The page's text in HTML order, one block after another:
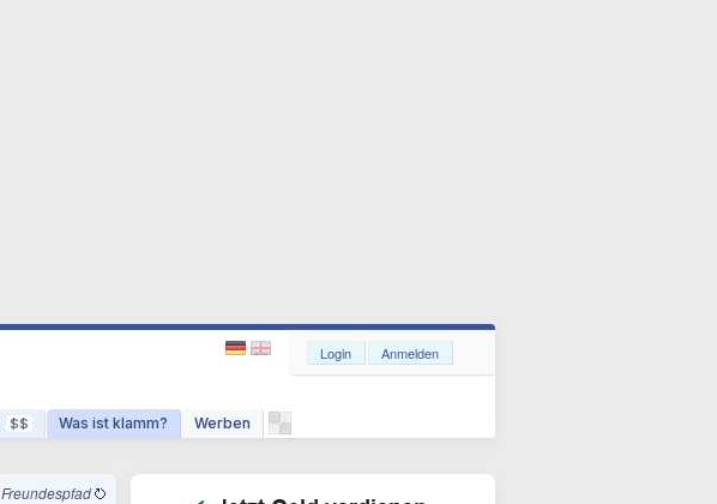
$$ Was ist klamm? Werben
Login Anmelden
Freundespfad